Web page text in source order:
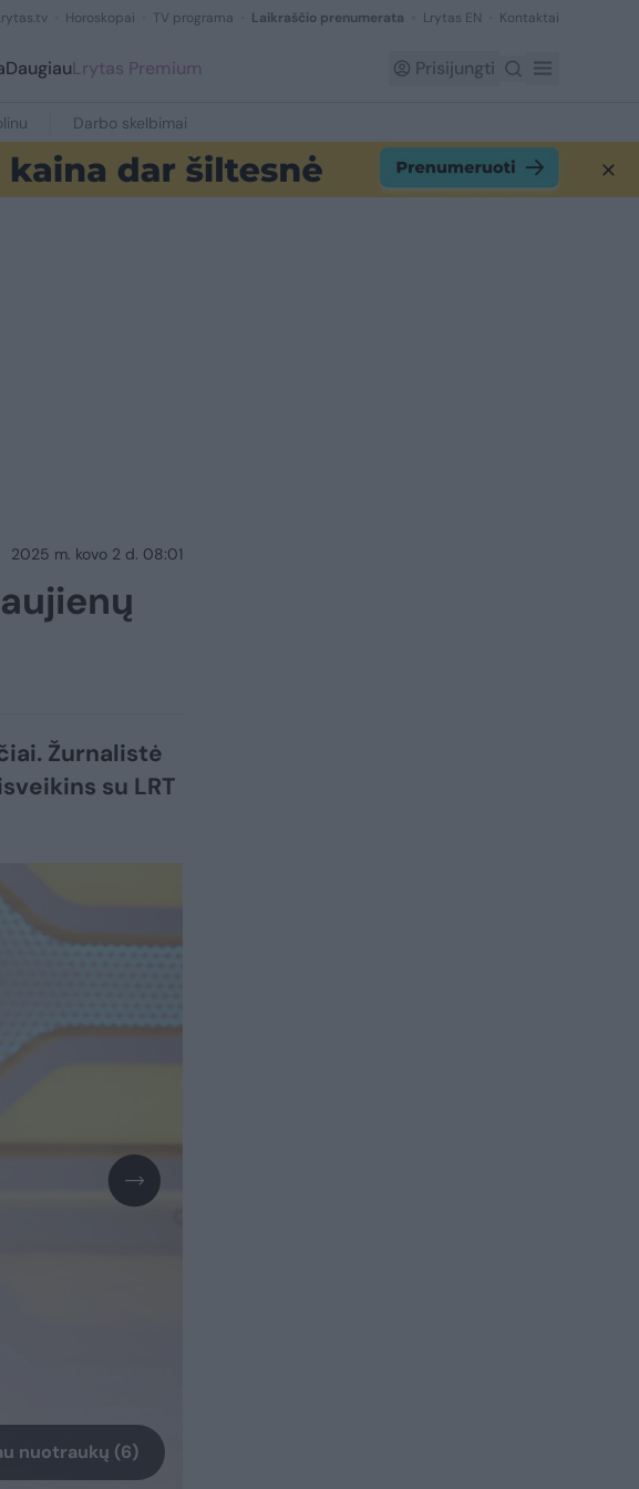
Horoskopai TV programa Laikraščio prenumerata Lrytas EN Kontaktai
DaugiauLrytas Premium Prisijungti
Darbo skelbimai
2025 m. kovo 2 d. 08:01
Žurnalistė
su LRT
nuotraukų (6)